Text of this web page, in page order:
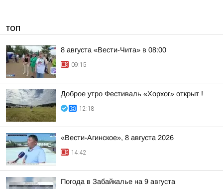
ТОП
8 августа «Вести-Чита» в 08:00
09:15
Доброе утро Фестиваль «Хорхог» открыт !
12:18
«Вести-Агинское», 8 августа 2026
14:42
Погода в Забайкалье на 9 августа